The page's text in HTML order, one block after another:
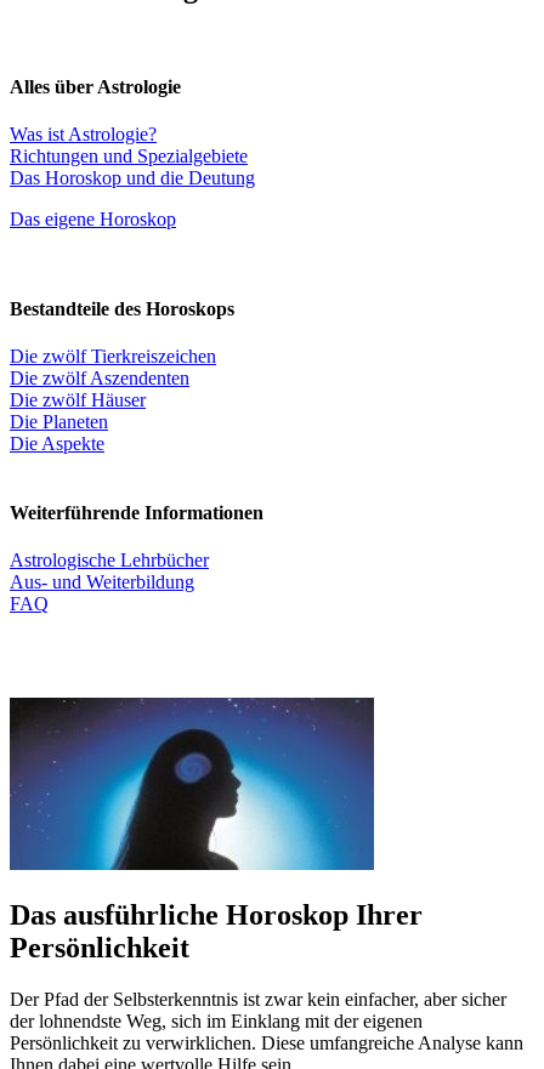
Alles über Astrologie
Was ist Astrologie?
Richtungen und Spezialgebiete
Das Horoskop und die Deutung
Das eigene Horoskop
Bestandteile des Horoskops
Die zwölf Tierkreiszeichen
Die zwölf Aszendenten
Die zwölf Häuser
Die Planeten
Die Aspekte
Weiterführende Informationen
Astrologische Lehrbücher
Aus- und Weiterbildung
FAQ
Das ausführliche Horoskop Ihrer
Persönlichkeit
Der Pfad der Selbsterkenntnis ist zwar kein einfacher, aber sicher
der lohnendste Weg, sich im Einklang mit der eigenen
Persönlichkeit zu verwirklichen. Diese umfangreiche Analyse kann